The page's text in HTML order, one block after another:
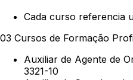
Cada curso referencia
03 Cursos de Formação
Auxiliar de Agente de
3321-10